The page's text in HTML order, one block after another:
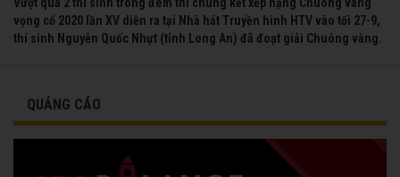
vọng cổ 2020 lần XV diễn ra tại Nhà hát Truyền hình HTV vào tối 27-9,
thí sinh Nguyễn Quốc Nhựt (tỉnh Long An) đã đoạt giải Chuông vàng.
QUẢNG CÁO